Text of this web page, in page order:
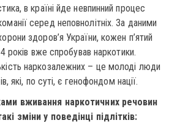
в країні йде невпинний процес
серед неповнолітніх. За даними
здоров’я України, кожен п’ятий
років вже спробував наркотики.
наркозалежних – це молоді люди
які, по суті, є генофондом нації.
вживання наркотичних речовин
зміни у поведінці підлітків: